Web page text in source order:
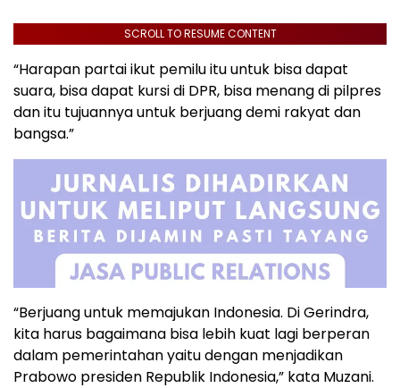
SCROLL TO RESUME CONTENT
“Harapan partai ikut pemilu itu untuk bisa dapat
suara, bisa dapat kursi di DPR, bisa menang di pilpres
dan itu tujuannya untuk berjuang demi rakyat dan
bangsa.”
“Berjuang untuk memajukan Indonesia. Di Gerindra,
kita harus bagaimana bisa lebih kuat lagi berperan
dalam pemerintahan yaitu dengan menjadikan
Prabowo presiden Republik Indonesia,” kata Muzani.